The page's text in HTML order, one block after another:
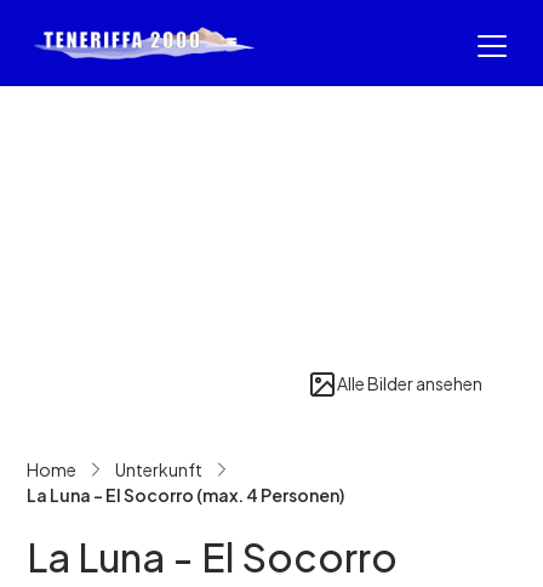
Alle Bilder ansehen
Home
Unterkunft
La Luna - El Socorro (max. 4 Personen)
La Luna - El Socorro